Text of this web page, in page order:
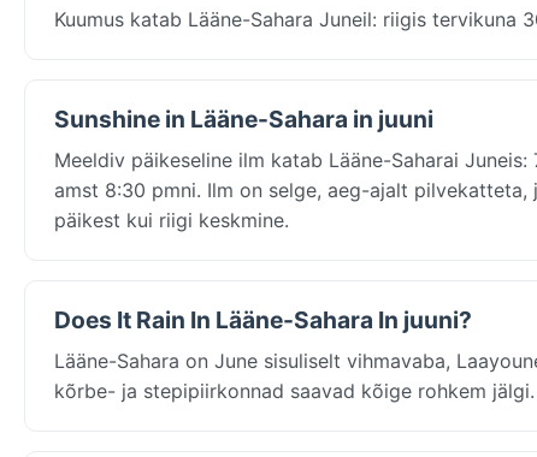
Kuumus katab Lääne-Sahara Juneil: riigis tervikuna
Sunshine in Lääne-Sahara in juuni
Meeldiv päikeseline ilm katab Lääne-Saharai
amst 8:30 pmni. Ilm on selge, aeg-ajalt
päikest kui riigi keskmine.
Does It Rain In Lääne-Sahara In juuni?
Lääne-Sahara on June sisuliselt vihmavaba,
kõrbe- ja stepipiirkonnad saavad kõige rohkem